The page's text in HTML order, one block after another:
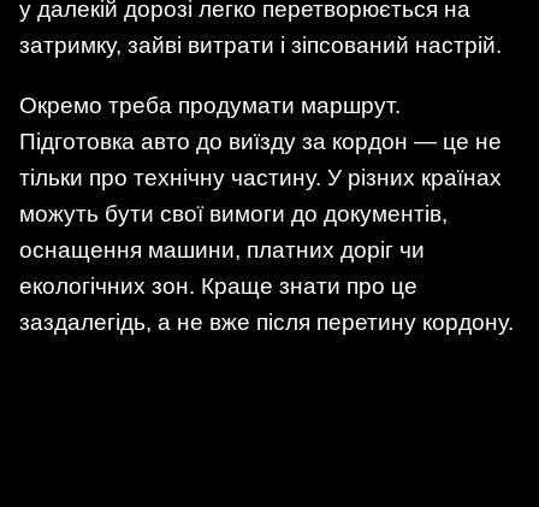
у далекій дорозі легко перетворюється на
затримку, зайві витрати і зіпсований настрій.
Окремо треба продумати маршрут.
Підготовка авто до виїзду за кордон — це не
тільки про технічну частину. У різних країнах
можуть бути свої вимоги до документів,
оснащення машини, платних доріг чи
екологічних зон. Краще знати про це
заздалегідь, а не вже після перетину кордону.